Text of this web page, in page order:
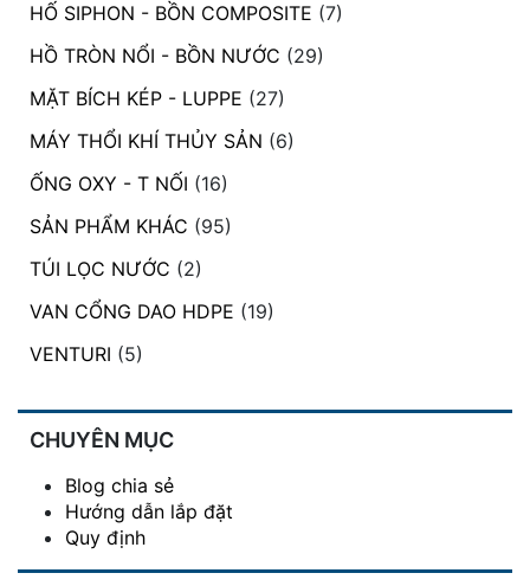
HỐ SIPHON - BỒN COMPOSITE (7)
HỒ TRÒN NỔI - BỒN NƯỚC (29)
MẶT BÍCH KÉP - LUPPE (27)
MÁY THỔI KHÍ THỦY SẢN (6)
ỐNG OXY - T NỐI (16)
SẢN PHẨM KHÁC (95)
TÚI LỌC NƯỚC (2)
VAN CỔNG DAO HDPE (19)
VENTURI (5)
CHUYÊN MỤC
Blog chia sẻ
Hướng dẫn lắp đặt
Quy định